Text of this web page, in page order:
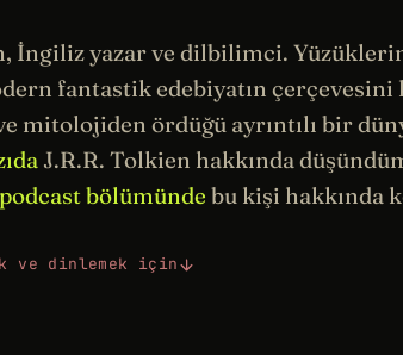
İngiliz yazar ve dilbilimci.
fantastikedebiyatın çerçevesini
mitolojiden ördüğü ayrıntılı bir
J.R.R. Tolkien hakkında
bölümünde bu kişi hakkında
ve dinlemek için